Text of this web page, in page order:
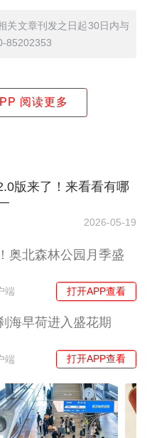
关文章刊发之日起30日内与
85202353
阅读更多
版来了！来看看有哪
2026-05-19
奥北森林公园月季盛
端 打开APP查看
海早荷进入盛花期
端 打开APP查看